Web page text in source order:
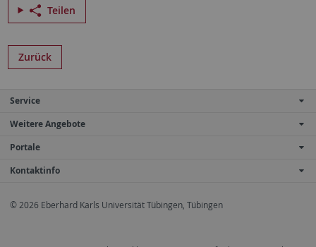
Teilen
Zurück
Service
Weitere Angebote
Portale
Kontaktinfo
© 2026 Eberhard Karls Universität Tübingen, Tübingen